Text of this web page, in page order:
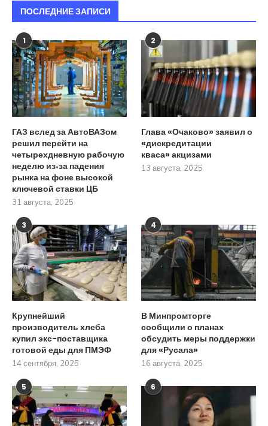
ПОСЛЕДНИЕ ЗАПИСИ
1
ГАЗ вслед за АвтоВАЗом
решил перейти на
четырехдневную рабочую
неделю из‑за падения
рынка на фоне высокой
ключевой ставки ЦБ
31 августа, 2025
2
Глава «Очаково» заявил о
«дискредитации
кваса» акцизами
13 августа, 2025
3
Крупнейший
производитель хлеба
купил экс-поставщика
готовой еды для ПМЭФ
14 сентября, 2025
4
В Минпромторге
сообщили о планах
обсудить меры поддержки
для «Русала»
16 августа, 2025
5 6